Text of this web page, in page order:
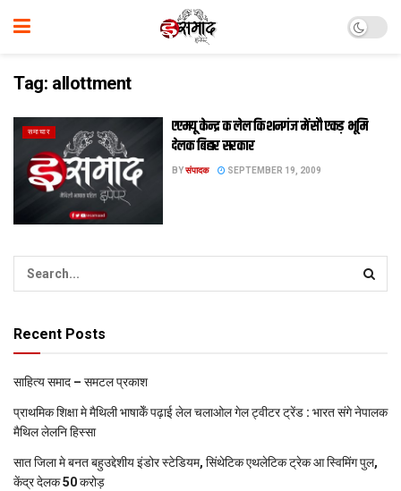
Tag: allottment
समाचार
एएमयू केन्द्र क लेल किशनगंज में सौ एकड़ भूमि
देलक बिहार सरकार
BYसंपादक SEPTEMBER 19, 2009
Recent Posts
साहित्य समाद – समटल प्रकाश
प्राथमिक शि‍क्षा मे मैथि‍ली भाषाकेँ पढ़ाई लेल चलाओल गेल ट्वीटर ट्रेंड : भारत संगे नेपालक
मैथिल लेलनि हिस्सा
सात जिला मे बनत बहुउद्देशीय इंडोर स्‍टेडि‍यम, सिंथेटिक एथलेटिक ट्रेक आ स्विमिंग पुल,
केंद्र देलक 50 करोड़